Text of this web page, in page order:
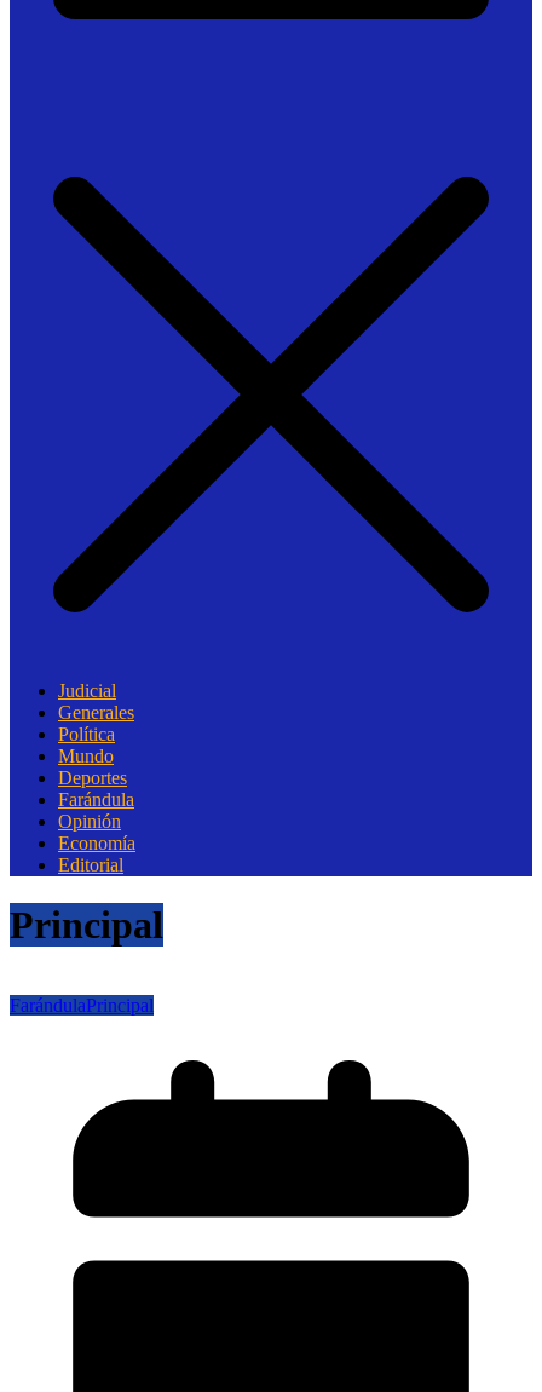
Judicial
Generales
Política
Mundo
Deportes
Farándula
Opinión
Economía
Editorial
Principal
FarándulaPrincipal